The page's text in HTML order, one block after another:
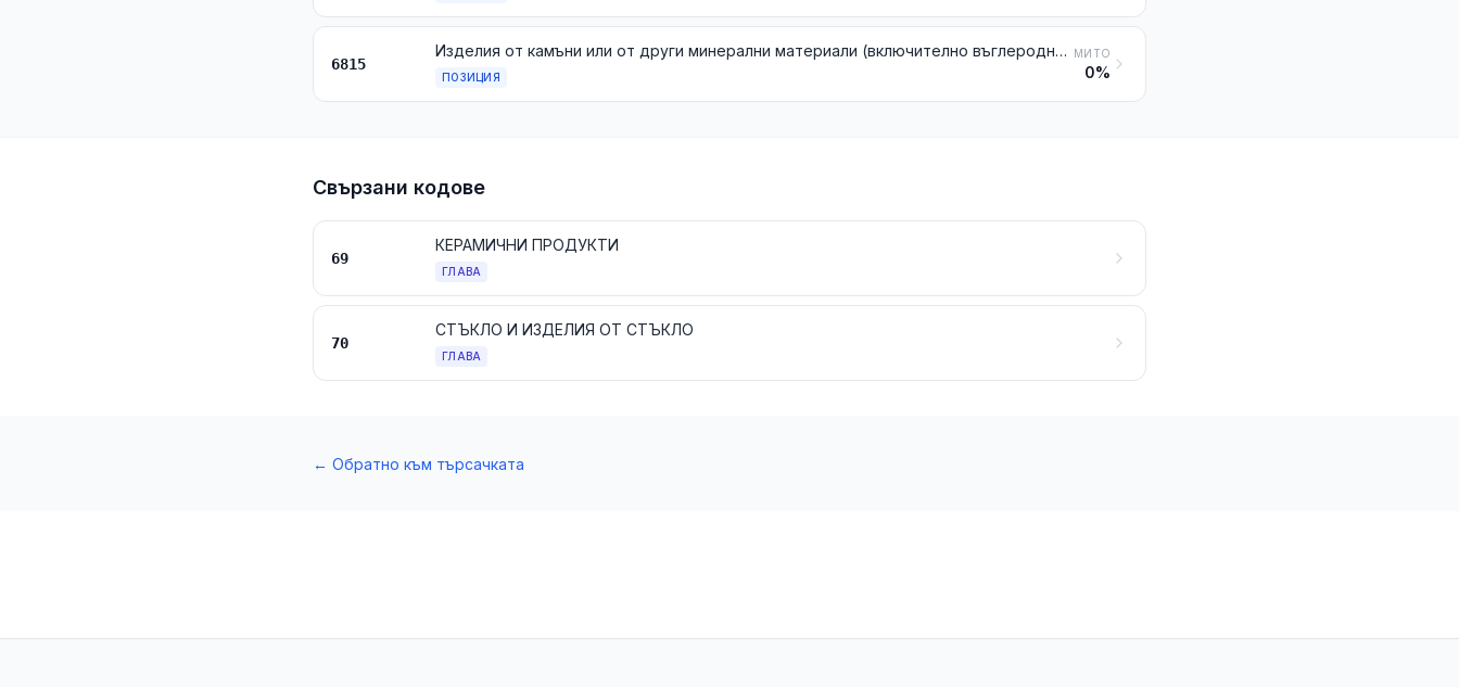
6815
Изделия от камъни или от други минерални материали (включително въглеродните влакна, изделията от тях и изделията от торф), неупоменати, нито включени другаде
ПОЗИЦИЯ
МИТО
0%
Свързани кодове
69
КЕРАМИЧНИ ПРОДУКТИ
ГЛАВА
70
СТЪКЛО И ИЗДЕЛИЯ ОТ СТЪКЛО
ГЛАВА
← Обратно към търсачката